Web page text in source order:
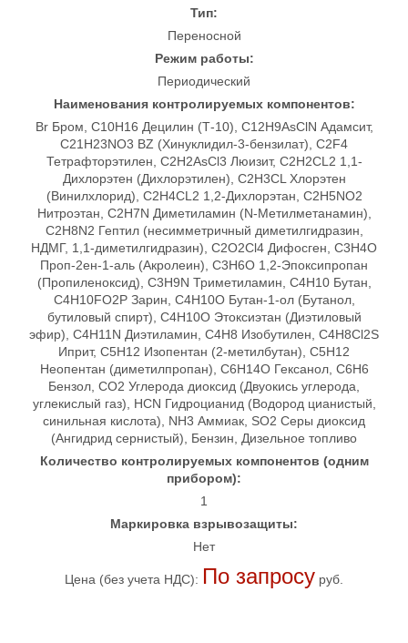
Тип:
Переносной
Режим работы:
Периодический
Наименования контролируемых компонентов:
Br Бром, C10H16 Децилин (Т-10), C12H9AsClN Адамсит,
C21H23NO3 BZ (Хинуклидил-3-бензилат), C2F4
Тетрафторэтилен, C2H2AsCl3 Люизит, C2H2CL2 1,1-
Дихлорэтен (Дихлорэтилен), C2H3CL Хлорэтен
(Винилхлорид), C2H4CL2 1,2-Дихлорэтан, C2H5NO2
Нитроэтан, C2H7N Диметиламин (N-Метилметанамин),
C2H8N2 Гептил (несимметричный диметилгидразин,
НДМГ, 1,1-диметилгидразин), C2O2Cl4 Дифосген, C3H4O
Проп-2ен-1-аль (Акролеин), C3H6O 1,2-Эпоксипропан
(Пропиленоксид), C3H9N Триметиламин, C4H10 Бутан,
C4H10FO2P Зарин, C4H10O Бутан-1-ол (Бутанол,
бутиловый спирт), C4H10O Этоксиэтан (Диэтиловый
эфир), C4H11N Диэтиламин, C4H8 Изобутилен, C4H8Cl2S
Иприт, C5H12 Изопентан (2-метилбутан), C5H12
Неопентан (диметилпропан), C6H14O Гексанол, C6H6
Бензол, CO2 Углерода диоксид (Двуокись углерода,
углекислый газ), HCN Гидроцианид (Водород цианистый,
синильная кислота), NH3 Аммиак, SO2 Серы диоксид
(Ангидрид сернистый), Бензин, Дизельное топливо
Количество контролируемых компонентов (одним
прибором):
1
Маркировка взрывозащиты:
Нет
Цена (без учета НДС): По запросу руб.